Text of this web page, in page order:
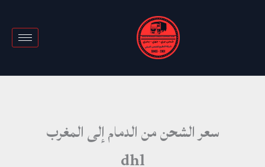
سعر الشحن من الدمام إلى المغرب
dhl